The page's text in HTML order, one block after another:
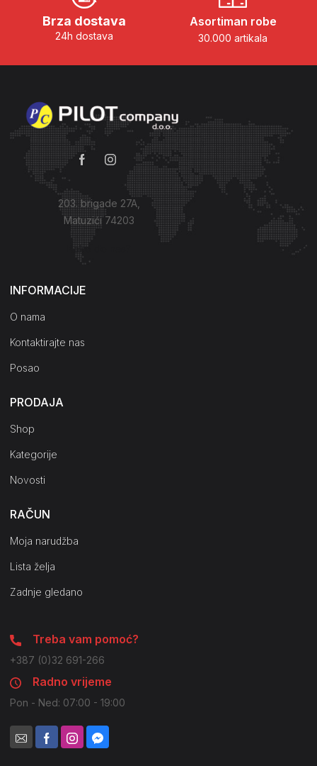
Brza dostava
24h dostava
Asortiman robe
30.000 artikala
203. brigade 27A,
Matuzići 74203
Kako do nas?
INFORMACIJE
O nama
Kontaktirajte nas
Posao
PRODAJA
Shop
Kategorije
Novosti
RAČUN
Moja narudžba
Lista želja
Zadnje gledano
Treba vam pomoć?
+387 (0)32 691-266
Radno vrijeme
Pon - Ned: 07:00 - 19:00